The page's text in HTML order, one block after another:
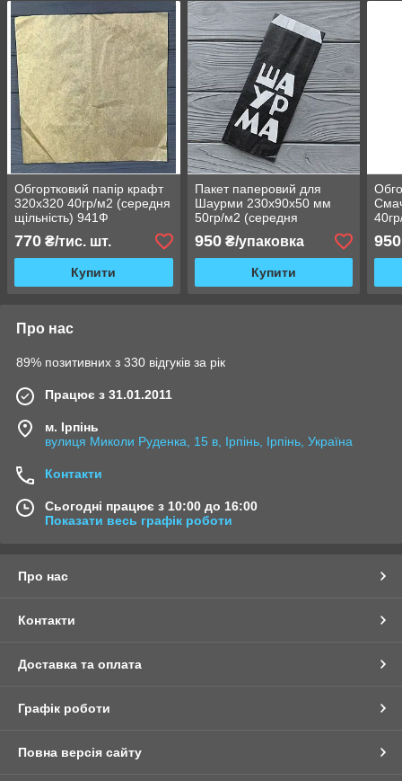
Обгортковий папір крафт
320х320 40гр/м2 (середня
щільність) 941Ф
770 ₴/тис. шт.
Купити
Пакет паперовий для
Шаурми 230х90х50 мм
50гр/м2 (середня
жиростійкість) 2800Ф
950₴/упаковка
Купити
950
Про нас
89% позитивних з 330 відгуків за рік
Працює з 31.01.2011
м. Ірпінь
вулиця Миколи Руденка, 15 в, Ірпінь, Ірпінь, Україна
Контакти
Сьогодні працює з 10:00 до 16:00
Показати весь графік роботи
Про нас
Контакти
Доставка та оплата
Графік роботи
Повна версія сайту